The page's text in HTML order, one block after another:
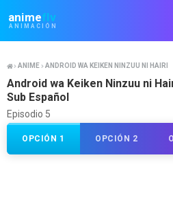
animeflv
ANIMACIÓN
Animeflv
ANIME ANDROID WA KEIKEN NINZUU NI
Android wa Keiken Ninzuu ni
Sub Español
Episodio 5
OPCIÓN 1 OPCIÓN 2